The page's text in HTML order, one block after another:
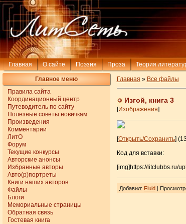
Главная О сайте Поэзия Проза Теория
Главное меню
Правила сайта
Координационный центр
Путеводитель по сайту
Полезные советы новичкам
Произведения
Комментарии
ЛитО
Форум
Текущие конкурсы
Авторские анонсы
Избранные авторы
Авто(р)портреты
Книги наших авторов
Файлы
Блоги
Мемориальные страницы
Обратная связь
Гостевая книга
Главная » Все файлы
Изгой, книга 3
[Изображения]
[Открыть/Сохранить]
Код для вставки:
[img]https://litclubbs.ru/
Добавил: Fluid|